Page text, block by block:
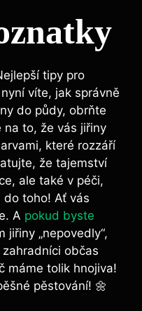
tipy pro
víte, jak správně
do půdy, obrňte⁤
na to, že vás jiřiny
které⁤ rozzáří
že tajemství
ale také v péči,
do​ toho! Ať ‍vás
A pokud byste
jiřiny „nepovedly“,
občas
máme⁣ tolik hnojiva!
pěstování! 🌼